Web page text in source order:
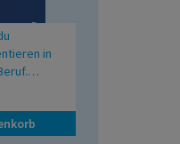
in
und